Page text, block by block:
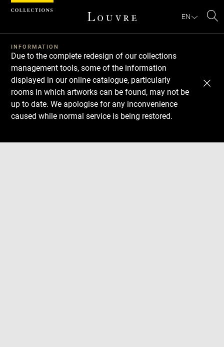
EN
INFORMATION
Due to the complete redesign of our collections
management tools, some of the information
displayed in our online catalogue, particularly
rooms in which artworks can be found, may not be
up to date. We apologise for any inconvenience
caused while normal service is being restored.
Download
Next
Previous
Cookies management panel